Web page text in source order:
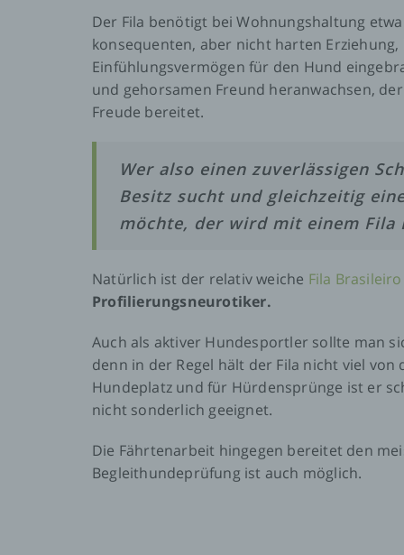
Der Fila benötigt bei Wohnungshaltung
konsequenten, aber nicht harten
Einfühlungsvermögen für den Hund
und gehorsamen Freund heranwachsen,
Freude bereitet.
Wer also einen zuverlässigen
Besitz sucht und gleichzeitig
möchte, der wird mit einem
Natürlich ist der relativ weiche Fila Brasileiro
Profilierungsneurotiker.
Auch als aktiver Hundesportler sollte man
denn in der Regel hält der Fila nicht viel
Hundeplatz und für Hürdensprünge ist er
nicht sonderlich geeignet.
Die Fährtenarbeit hingegen bereitet den
Begleithundeprüfung ist auch möglich.
c)